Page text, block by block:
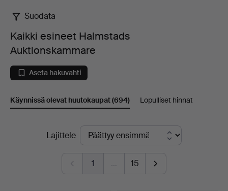
Kaikki
esineet
Halmstads
Auktionskammare
Suodata
Kaikki esineet Halmstads
Auktionskammare
Aseta hakuvahti
Käynnissä olevat huutokaupat(694) Lopulliset hinnat
Käynnissä
huutokaupat
Lajittele
1 … 15